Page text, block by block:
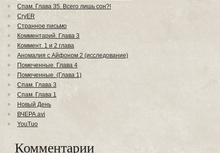
Спам. Глава 35. Всего лишь сон?!
CryER
Странное письмо
Комментарий. Глава 3
Коммент. 1 и 2 глава
Аномалия с Айфоном 2 (исследование)
Помеченные. Глава 4
Помеченные. (Глава 1)
Спам. Глава 3
Спам. Глава 1
Новый День
ВЧЕРА.avi
YouTuo
Комментарии